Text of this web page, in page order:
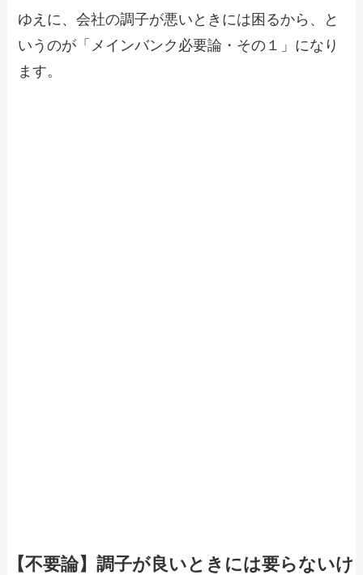
ゆえに、会社の調子が悪いときには困るから、と
いうのが「メインバンク必要論・その１」になり
ます。
【不要論】調子が良いときには要らないけ